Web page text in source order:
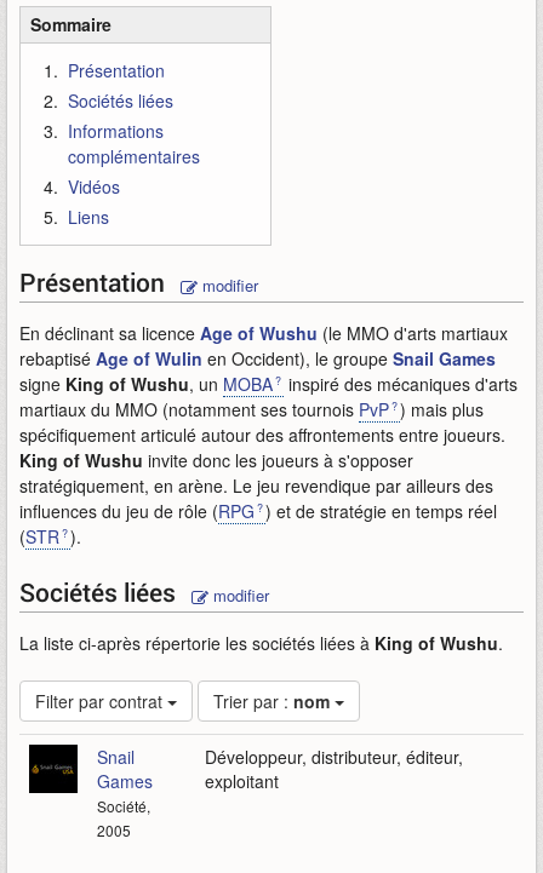
Sommaire
Présentation
Sociétés liées
Informations
complémentaires
Vidéos
Liens
Présentation modifier
En déclinant sa licence Age of Wushu (le MMO d'arts martiaux
rebaptisé Age of Wulin en Occident), le groupe Snail Games
signe King of Wushu, un MOBA
inspiré des mécaniques d'arts
martiaux du MMO (notamment ses tournois PvP ) mais plus
spécifiquement articulé autour des affrontements entre joueurs.
King of Wushu invite donc les joueurs à s'opposer
stratégiquement, en arène. Le jeu revendique par ailleurs des
influences du jeu de rôle (RPG ) et de stratégie en temps réel
(STR ).
Sociétés liées modifier
La liste ci-après répertorie les sociétés liées à King of Wushu.
Filter par contrat Trier par : nom
Snail
Games
Société,
2005
Développeur, distributeur, éditeur,
exploitant